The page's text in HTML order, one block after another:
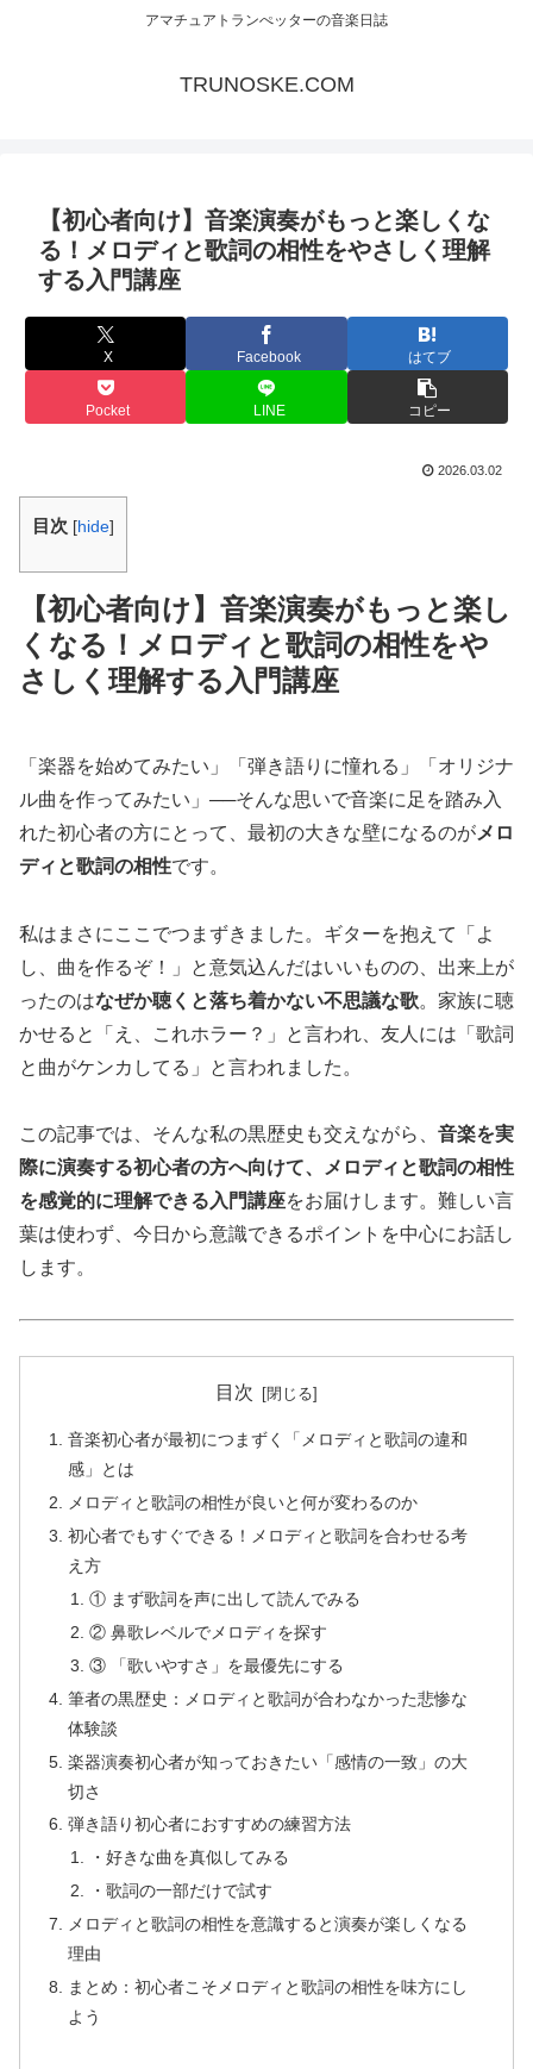
アマチュアトランぺッターの音楽日誌
TRUNOSKE.COM
【初心者向け】音楽演奏がもっと楽しくな
る！メロディと歌詞の相性をやさしく理解
する入門講座
X Facebook はてブ
Pocket LINE コピー
2026.03.02
目次 [hide]
【初心者向け】音楽演奏がもっと楽し
くなる！メロディと歌詞の相性をや
さしく理解する入門講座
「楽器を始めてみたい」「弾き語りに憧れる」「オリジナ
ル曲を作ってみたい」──そんな思いで音楽に足を踏み入
れた初心者の方にとって、最初の大きな壁になるのがメロ
ディと歌詞の相性です。
私はまさにここでつまずきました。ギターを抱えて「よ
し、曲を作るぞ！」と意気込んだはいいものの、出来上が
ったのはなぜか聴くと落ち着かない不思議な歌。家族に聴
かせると「え、これホラー？」と言われ、友人には「歌詞
と曲がケンカしてる」と言われました。
この記事では、そんな私の黒歴史も交えながら、 音楽を実
際に演奏する初心者の方へ向けて、メロディと歌詞の相性
を感覚的に理解できる入門講座をお届けします。難しい言
葉は使わず、今日から意識できるポイントを中心にお話し
します。
目次
音楽初心者が最初につまずく「メロディと歌詞の違和
感」とは
メロディと歌詞の相性が良いと何が変わるのか
初心者でもすぐできる！メロディと歌詞を合わせる考
え方
① まず歌詞を声に出して読んでみる
② 鼻歌レベルでメロディを探す
③ 「歌いやすさ」を最優先にする
筆者の黒歴史：メロディと歌詞が合わなかった悲惨な
体験談
楽器演奏初心者が知っておきたい「感情の一致」の大
切さ
弾き語り初心者におすすめの練習方法
・好きな曲を真似してみる
・歌詞の一部だけで試す
メロディと歌詞の相性を意識すると演奏が楽しくなる
理由
まとめ：初心者こそメロディと歌詞の相性を味方にし
よう